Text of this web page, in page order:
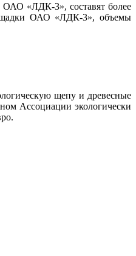
ОАО «ЛДК-3», составят более
ОАО «ЛДК-3», объемы
щепу и древесные
Ассоциации экологически